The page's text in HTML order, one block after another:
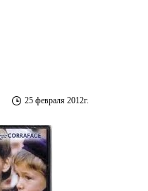
25 февраля 2012г.